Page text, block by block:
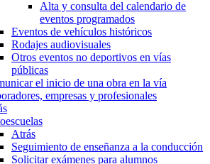
Alta y consulta del calendario de
eventos programados
Eventos de vehículos históricos
Rodajes audiovisuales
Otros eventos no deportivos en vías
públicas
el inicio de una obra en la vía
empresas y profesionales
Atrás
Seguimiento de enseñanza a la conducción
Solicitar exámenes para alumnos